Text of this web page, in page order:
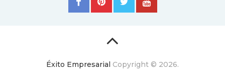
Éxito Empresarial Copyright © 2026.